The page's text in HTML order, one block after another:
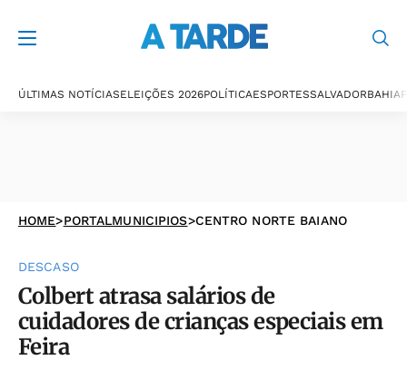
ÚLTIMAS NOTÍCIASELEIÇÕES 2026POLÍTICAESPORTESSALVADORBAHIA
HOME>PORTALMUNICIPIOS>CENTRO NORTE BAIANO
DESCASO
Colbert atrasa salários de
cuidadores de crianças especiais em
Feira